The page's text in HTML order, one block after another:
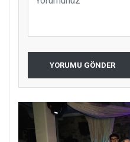
YORUMU GÖNDER